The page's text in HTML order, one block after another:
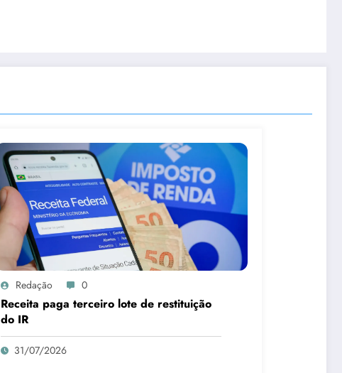
Redação 0
Receita paga terceiro lote de restituição
do IR
31/07/2026